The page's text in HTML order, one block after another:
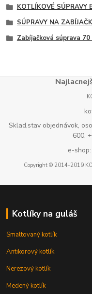
KOTLÍKOVÉ SÚPRAVY
SÚPRAVY NA
Zabíjačková súprava 70
Sklad,stav objednávok,
600,
e-
Copyright © 2014-2019
Kotlíky na guláš
Smaltovaný kotlík
Antikorový kotlík
Nerezový kotlík
Medený kotlík